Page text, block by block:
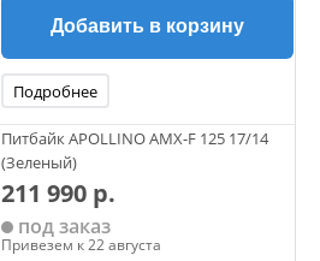
Добавить в корзину
Подробнее
Питбайк APOLLINO AMX-F 125 17/14
(Зеленый)
211 990 р.
под заказ
Привезем к 22 августа